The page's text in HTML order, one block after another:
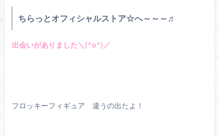
ちらっとオフィシャルストア☆へ～～～♬
出会いがありました＼(^o^)／
フロッキーフィギュア 違うの出たよ！